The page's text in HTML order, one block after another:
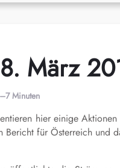
März
Minuten
hier einige Aktionen
Bericht für Österreich und